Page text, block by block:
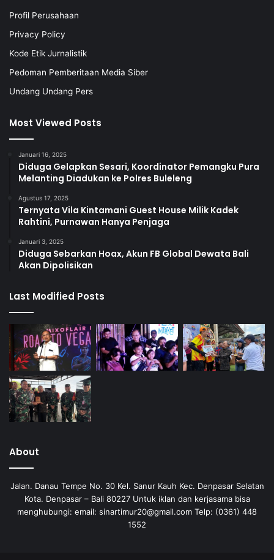
Profil Perusahaan
Privacy Policy
Kode Etik Jurnalistik
Pedoman Pemberitaan Media Siber
Undang Undang Pers
Most Viewed Posts
Januari 16, 2025
Diduga Gelapkan Sesari, Koordinator Pemangku Pura
Melanting Diadukan ke Polres Buleleng
Agustus 17, 2025
Ternyata Vila Kintamani Guest House Milik Kadek
Rahtini, Purnawan Hanya Penjaga
Januari 3, 2025
Diduga Sebarkan Hoax, Akun FB Global Dewata Bali
Akan Dipolisikan
Last Modified Posts
About
Jalan. Danau Tempe No. 30 Kel. Sanur Kauh Kec. Denpasar Selatan
Kota. Denpasar – Bali 80227 Untuk iklan dan kerjasama bisa
menghubungi: email: sinartimur20@gmail.com Telp: (0361) 448
1552